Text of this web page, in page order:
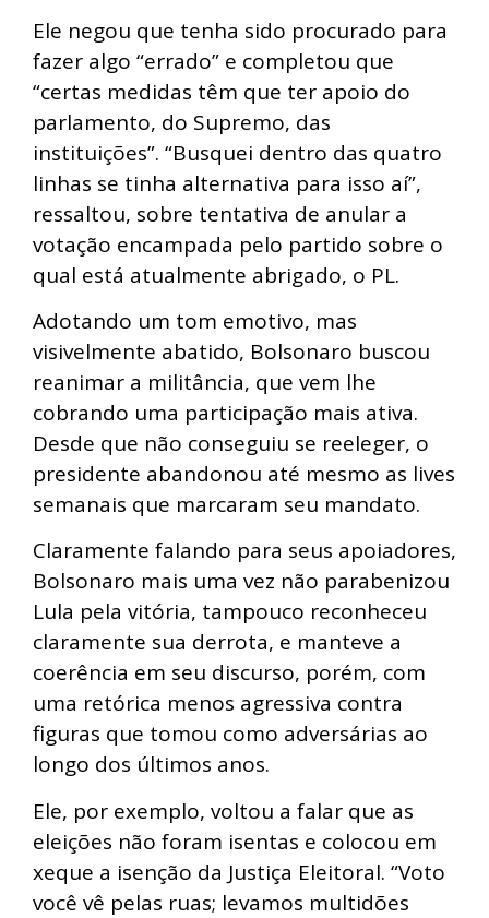
Ele negou que tenha sido procurado para
fazer algo “errado” e completou que
“certas medidas têm que ter apoio do
parlamento, do Supremo, das
instituições”. “Busquei dentro das quatro
linhas se tinha alternativa para isso aí”,
ressaltou, sobre tentativa de anular a
votação encampada pelo partido sobre o
qual está atualmente abrigado, o PL.
Adotando um tom emotivo, mas
visivelmente abatido, Bolsonaro buscou
reanimar a militância, que vem lhe
cobrando uma participação mais ativa.
Desde que não conseguiu se reeleger, o
presidente abandonou até mesmo as lives
semanais que marcaram seu mandato.
Claramente falando para seus apoiadores,
Bolsonaro mais uma vez não parabenizou
Lula pela vitória, tampouco reconheceu
claramente sua derrota, e manteve a
coerência em seu discurso, porém, com
uma retórica menos agressiva contra
figuras que tomou como adversárias ao
longo dos últimos anos.
Ele, por exemplo, voltou a falar que as
eleições não foram isentas e colocou em
xeque a isenção da Justiça Eleitoral. “Voto
você vê pelas ruas; levamos multidões